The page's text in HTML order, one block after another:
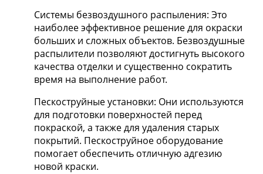
Системы безвоздушного распыления: Это
наиболее эффективное решение для окраски
больших и сложных объектов. Безвоздушные
распылители позволяют достигнуть высокого
качества отделки и существенно сократить
время на выполнение работ.
Пескоструйные установки: Они используются
для подготовки поверхностей перед
покраской, а также для удаления старых
покрытий. Пескоструйное оборудование
помогает обеспечить отличную адгезию
новой краски.